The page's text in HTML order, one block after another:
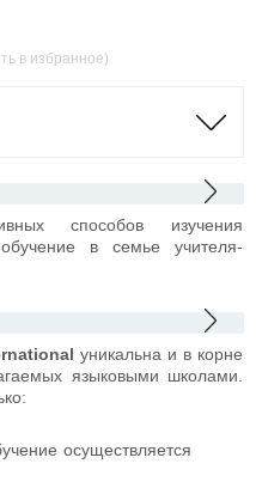
в избранное)
способов изучения
в семье учителя-
уникальна и в корне
языковыми школами.
осуществляется